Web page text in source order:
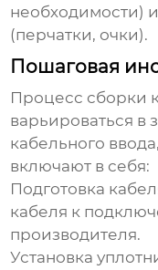
необходимости)
(перчатки, очки).
Пошаговая
Процесс сборки
варьироваться в
кабельного
включают в себя:
Подготовка
кабеля к
производителя.
Установка